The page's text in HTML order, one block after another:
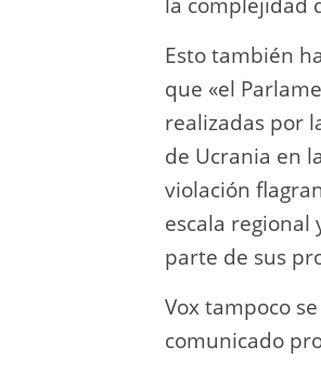
Esto también
que «el
realizadas por
de Ucrania en
violación
escala
parte de sus
Vox tampoco
comunicado